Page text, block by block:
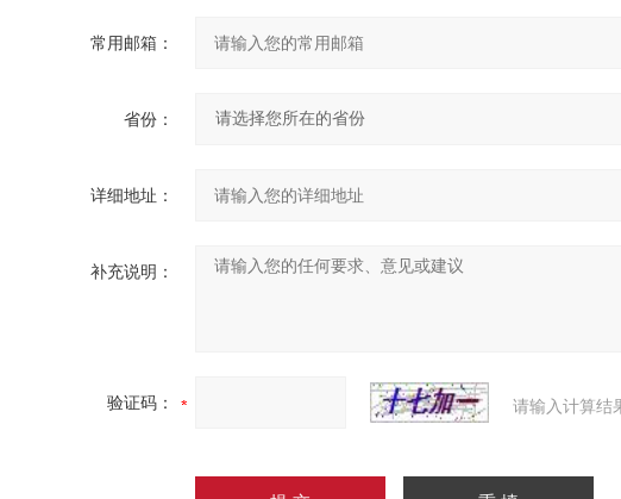
常用邮箱：
省份：
详细地址：
补充说明：
验证码： 请输入计算结